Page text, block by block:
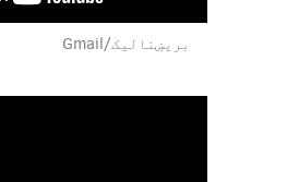
بریښنالیک/Gmail